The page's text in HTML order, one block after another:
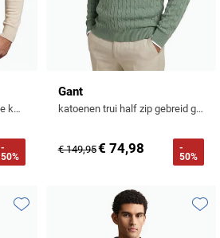
trui half zip gemêleerd beige katoen
-
50%
Gant
katoenen trui half zip gebreid groen
€ 149,95€ 74,98
-
50%
Toevoegen aan favorieten